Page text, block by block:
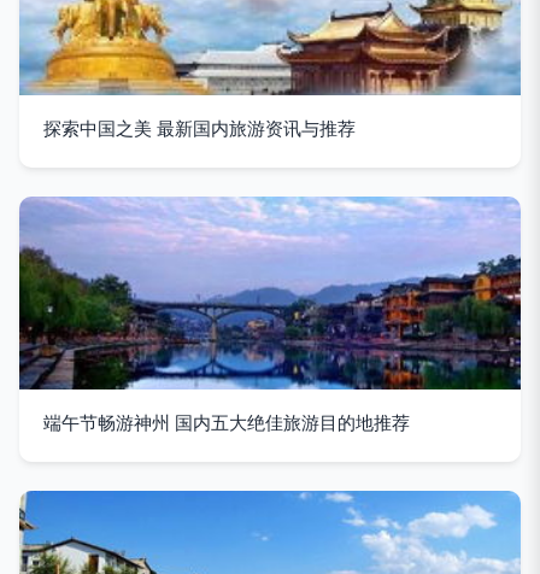
探索中国之美 最新国内旅游资讯与推荐
端午节畅游神州 国内五大绝佳旅游目的地推荐